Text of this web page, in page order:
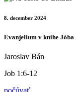
8. december 2024
Evanjelium v knihe Jóba
Jaroslav Bán
Job 1:6-12
počúvať